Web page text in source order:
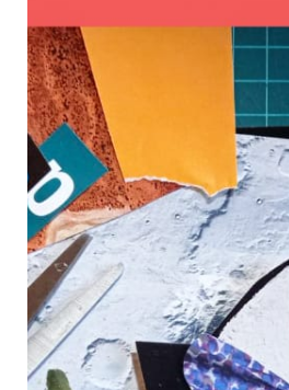
Educación
Yo te
Invito
Tienda
Novedades
Contacto